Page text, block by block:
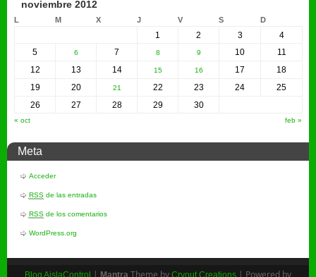
noviembre 2012
L M X J V S D
« oct feb »
1 2 3
4
5
6 7 8 9 10
11
12
13 14 15 16 17
18
19
20 21 22 23 24
25
26
27 28 29 30
Meta
Acceder
RSSde las entradas
RSSde los comentarios
WordPress.org
Blog AislaControl | Mantra Theme by Cryout Creations | Powered by